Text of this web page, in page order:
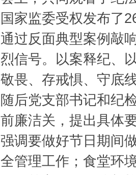
国家监委受权发布了
通过反面典型案例敲
烈信号。以案释纪、
敬畏、存戒惧、守底
随后党支部书记和纪
前廉洁关，提出具体
强调要做好节日期间
全管理工作；食堂环